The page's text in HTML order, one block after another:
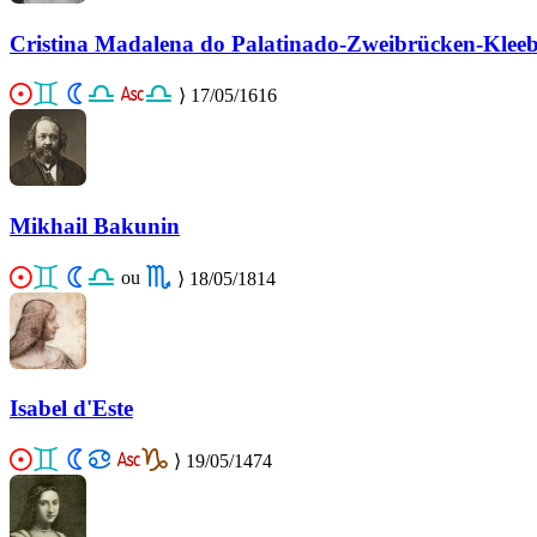
Cristina Madalena do Palatinado-Zweibrücken-
⟩ 17/05/1616
Mikhail Bakunin
ou ⟩ 18/05/1814
Isabel d'Este
⟩ 19/05/1474